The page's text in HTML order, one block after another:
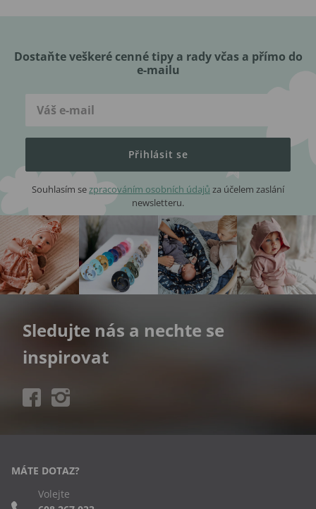
Dostaňte veškeré cenné tipy a rady včas a přímo do
e-mailu
Přihlásit se
Souhlasím sezpracováním osobních údajů za účelem zaslání
newsletteru.
Sledujte nás a nechte se
inspirovat
MÁTE DOTAZ?
Volejte